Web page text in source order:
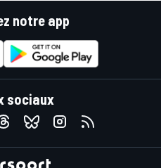
notre app
sociaux